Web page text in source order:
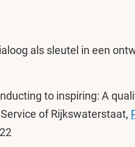
als sleutel in een
to inspiring: A
of Rijkswaterstaat,